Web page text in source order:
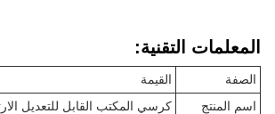
المعلمات التقنية:
الصفة
القيمة
اسم المنتج
كرسي المكتب القابل للتعديل